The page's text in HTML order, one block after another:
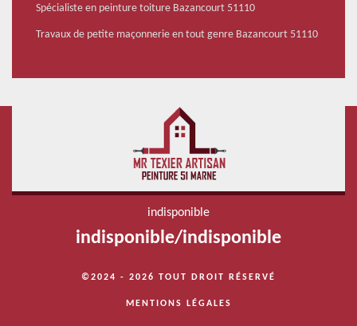
Spécialiste en peinture toiture Bazancourt 51110
Travaux de petite maçonnerie en tout genre Bazancourt 51110
indisponible
indisponible/indisponible
©2024 - 2026 TOUT DROIT RÉSERVÉ
MENTIONS LÉGALES